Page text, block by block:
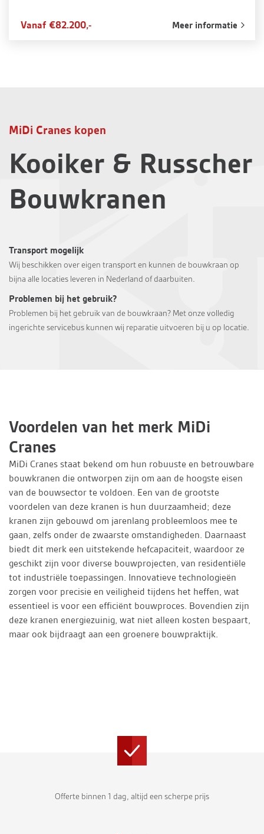
Vanaf €82.200,- Meer informatie
MiDi Cranes kopen
Kooiker & Russcher
Bouwkranen
Transport mogelijk
Wij beschikken over eigen transport en kunnen de bouwkraan op
bijna alle locaties leveren in Nederland of daarbuiten.
Problemen bij het gebruik?
Problemen bij het gebruik van de bouwkraan? Met onze volledig
ingerichte servicebus kunnen wij reparatie uitvoeren bij u op locatie.
Voordelen van het merk MiDi
Cranes
MiDi Cranes staat bekend om hun robuuste en betrouwbare
bouwkranen die ontworpen zijn om aan de hoogste eisen
van de bouwsector te voldoen. Een van de grootste
voordelen van deze kranen is hun duurzaamheid; deze
kranen zijn gebouwd om jarenlang probleemloos mee te
gaan, zelfs onder de zwaarste omstandigheden. Daarnaast
biedt dit merk een uitstekende hefcapaciteit, waardoor ze
geschikt zijn voor diverse bouwprojecten, van residentiële
tot industriële toepassingen. Innovatieve technologieën
zorgen voor precisie en veiligheid tijdens het heffen, wat
essentieel is voor een efficiënt bouwproces. Bovendien zijn
deze kranen energiezuinig, wat niet alleen kosten bespaart,
maar ook bijdraagt aan een groenere bouwpraktijk.
Offerte binnen 1 dag, altijd een scherpe prijs